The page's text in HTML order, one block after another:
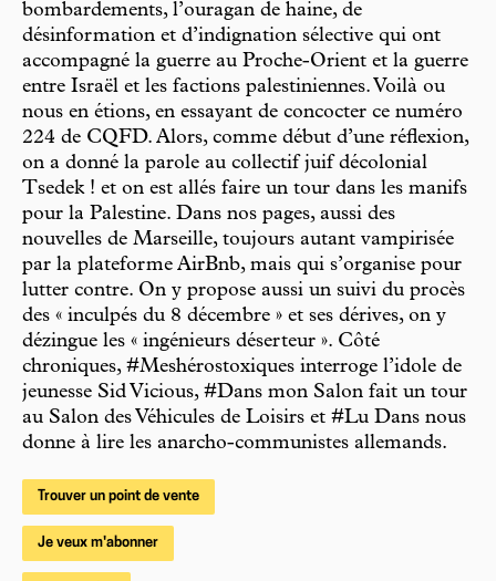
bombardements, l’ouragan de haine, de
désinformation et d’indignation sélective qui ont
accompagné la guerre au Proche-Orient et la guerre
entre Israël et les factions palestiniennes. Voilà ou
nous en étions, en essayant de concocter ce numéro
224 de CQFD. Alors, comme début d’une réflexion,
on a donné la parole au collectif juif décolonial
Tsedek ! et on est allés faire un tour dans les manifs
pour la Palestine. Dans nos pages, aussi des
nouvelles de Marseille, toujours autant vampirisée
par la plateforme AirBnb, mais qui s’organise pour
lutter contre. On y propose aussi un suivi du procès
des « inculpés du 8 décembre » et ses dérives, on y
dézingue les « ingénieurs déserteur ». Côté
chroniques, #Meshérostoxiques interroge l’idole de
jeunesse Sid Vicious, #Dans mon Salon fait un tour
au Salon des Véhicules de Loisirs et #Lu Dans nous
donne à lire les anarcho-communistes allemands.
Trouver un point de vente
Je veux m'abonner